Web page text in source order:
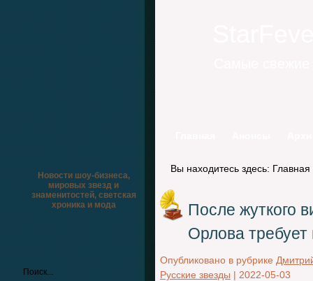
Новости шоу-бизнеса,
мировых звезд и
знаменитостей, светская
хроника и мода
Вы находитесь здесь: Главная
После жуткого
Орлова
Опубликовано в рубрике
Русские звезды | 2022-05-03